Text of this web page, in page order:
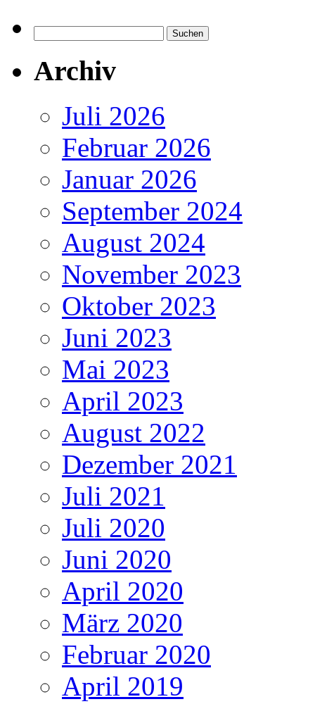
nach:
Archiv
Juli 2026
Februar 2026
Januar 2026
September 2024
August 2024
November 2023
Oktober 2023
Juni 2023
Mai 2023
April 2023
August 2022
Dezember 2021
Juli 2021
Juli 2020
Juni 2020
April 2020
März 2020
Februar 2020
April 2019